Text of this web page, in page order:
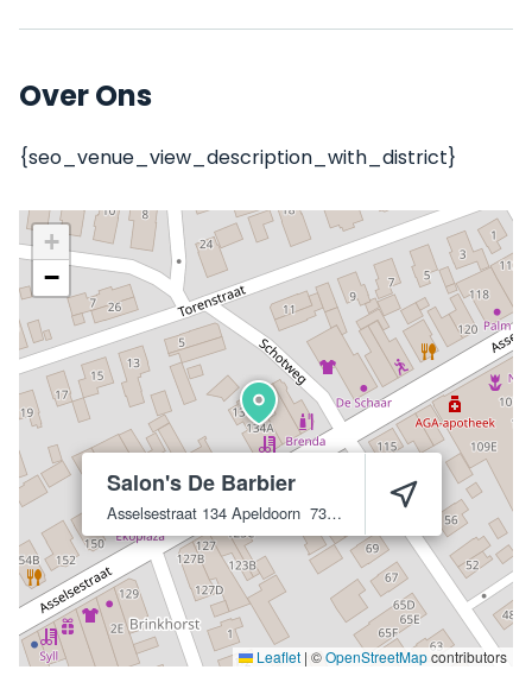
Over Ons
{seo_venue_view_description_with_district}
Salon's De Barbier
Asselsestraat 134 Apeldoorn 7311 ET
+
−
Leaflet | ©OpenStreetMapcontributors